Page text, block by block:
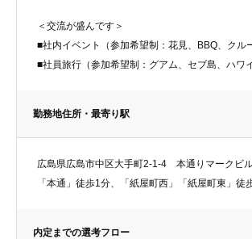
＜交流が盛んです＞
■社内イベント（参加希望制：花見、BBQ、クル
■社員旅行（参加希望制：グアム、セブ島、ハワ
勤務地住所・最寄り駅
広島県広島市中区大手町2-1-4 本通りマークビ
「本通」徒歩1分、「紙屋町西」「紙屋町東」徒
内定までの選考フロー